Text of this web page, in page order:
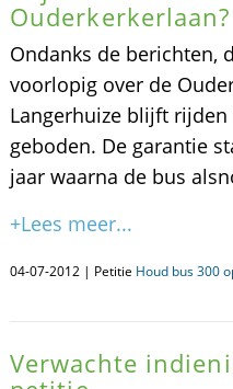
Ouderkerkerlaan?
Ondanks de berichten,
voorlopig over de
Langerhuize blijft rijden
geboden. De garantie
jaar waarna de bus
+Lees meer...
04-07-2012 | Petitie Houd bus 300
Verwachte